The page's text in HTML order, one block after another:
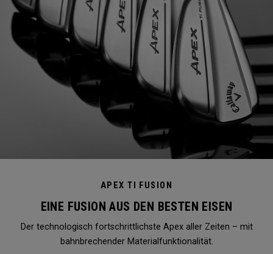
APEX TI FUSION
EINE FUSION AUS DEN BESTEN EISEN
Der technologisch fortschrittlichste Apex aller Zeiten – mit
bahnbrechender Materialfunktionalität.